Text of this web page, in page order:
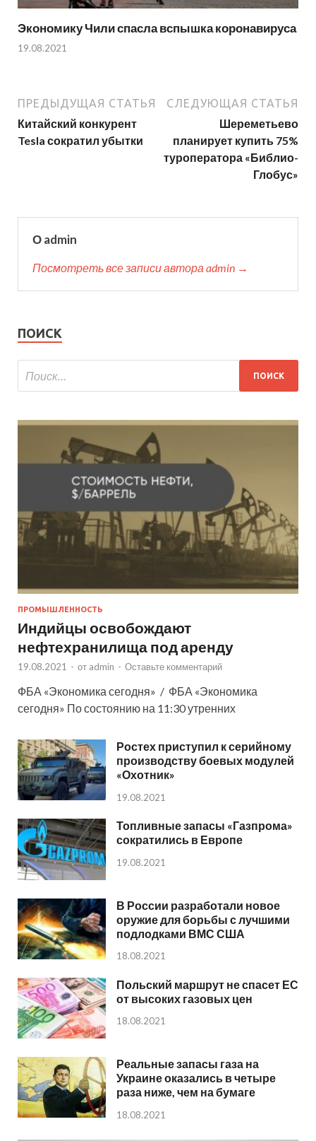
Экономику Чили спасла вспышка коронавируса
19.08.2021
ПРЕДЫДУЩАЯ СТАТЬЯ
Китайский конкурент
Tesla сократил убытки
СЛЕДУЮЩАЯ СТАТЬЯ
Шереметьево
планирует купить 75%
туроператора «Библио-
Глобус»
О admin
Посмотреть все записи автора admin →
ПОИСК
ПРОМЫШЛЕННОСТЬ
Индийцы освобождают
нефтехранилища под аренду
19.08.2021 - от admin - Оставьте комментарий
ФБА «Экономика сегодня» / ФБА «Экономика
сегодня» По состоянию на 11:30 утренних
Ростех приступил к серийному
производству боевых модулей
«Охотник»
19.08.2021
Топливные запасы «Газпрома»
сократились в Европе
19.08.2021
В России разработали новое
оружие для борьбы с лучшими
подлодками ВМС США
18.08.2021
Польский маршрут не спасет ЕС
от высоких газовых цен
18.08.2021
Реальные запасы газа на
Украине оказались в четыре
раза ниже, чем на бумаге
18.08.2021